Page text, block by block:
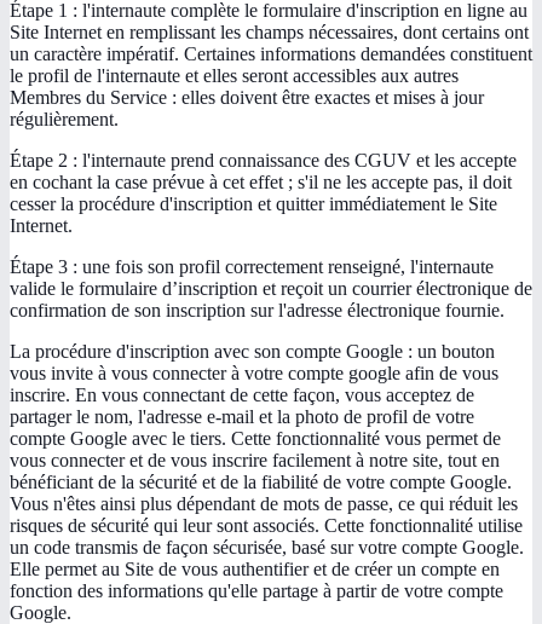
Étape 1 : l'internaute complète le formulaire d'inscription en ligne au
Site Internet en remplissant les champs nécessaires, dont certains ont
un caractère impératif. Certaines informations demandées constituent
le profil de l'internaute et elles seront accessibles aux autres
Membres du Service : elles doivent être exactes et mises à jour
régulièrement.
Étape 2 : l'internaute prend connaissance des CGUV et les accepte
en cochant la case prévue à cet effet ; s'il ne les accepte pas, il doit
cesser la procédure d'inscription et quitter immédiatement le Site
Internet.
Étape 3 : une fois son profil correctement renseigné, l'internaute
valide le formulaire d’inscription et reçoit un courrier électronique de
confirmation de son inscription sur l'adresse électronique fournie.
La procédure d'inscription avec son compte Google : un bouton
vous invite à vous connecter à votre compte google afin de vous
inscrire. En vous connectant de cette façon, vous acceptez de
partager le nom, l'adresse e-mail et la photo de profil de votre
compte Google avec le tiers. Cette fonctionnalité vous permet de
vous connecter et de vous inscrire facilement à notre site, tout en
bénéficiant de la sécurité et de la fiabilité de votre compte Google.
Vous n'êtes ainsi plus dépendant de mots de passe, ce qui réduit les
risques de sécurité qui leur sont associés. Cette fonctionnalité utilise
un code transmis de façon sécurisée, basé sur votre compte Google.
Elle permet au Site de vous authentifier et de créer un compte en
fonction des informations qu'elle partage à partir de votre compte
Google.